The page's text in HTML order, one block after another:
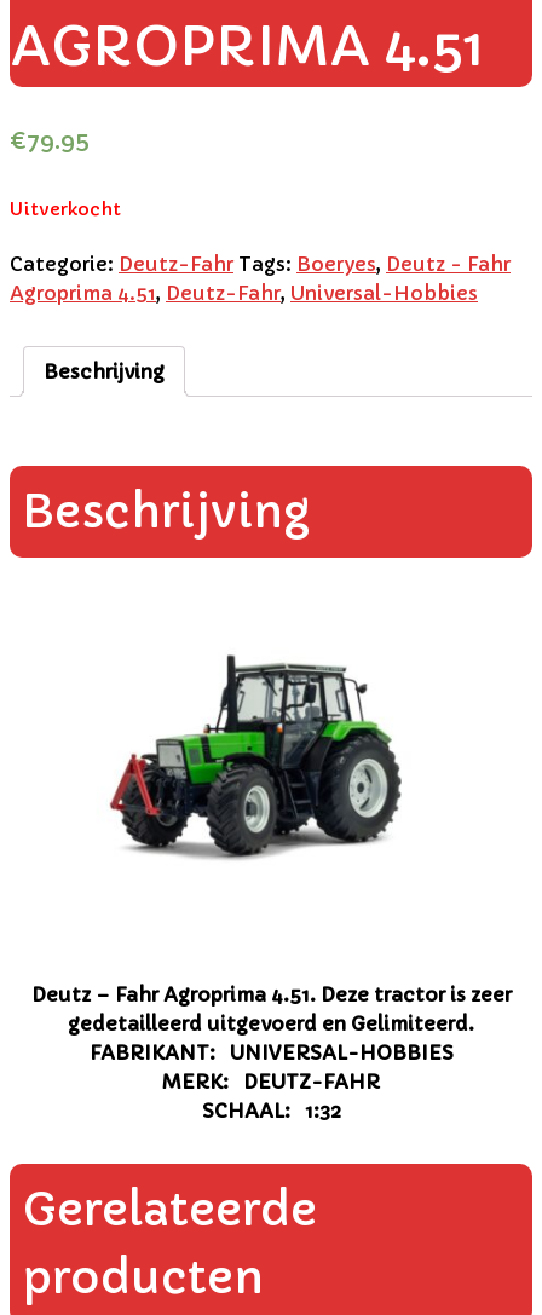
AGROPRIMA 4.51
€79.95
Uitverkocht
Categorie: Deutz-Fahr Tags: Boeryes, Deutz - Fahr
Agroprima 4.51, Deutz-Fahr, Universal-Hobbies
Beschrijving
Beschrijving
Deutz – Fahr Agroprima 4.51. Deze tractor is zeer
gedetailleerd uitgevoerd en Gelimiteerd.
FABRIKANT: UNIVERSAL-HOBBIES
MERK: DEUTZ-FAHR
SCHAAL: 1:32
Gerelateerde
producten